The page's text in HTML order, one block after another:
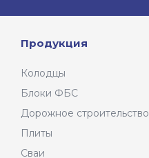
Продукция
Колодцы
Блоки ФБС
Дорожное строительство
Плиты
Сваи